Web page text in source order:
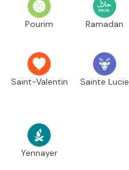
Pourim Ramadan
Saint-Valentin Sainte Lucie
Yennayer